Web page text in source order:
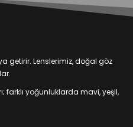
getirir. Lenslerimiz, doğal göz
farklı yoğunluklarda mavi, yeşil,